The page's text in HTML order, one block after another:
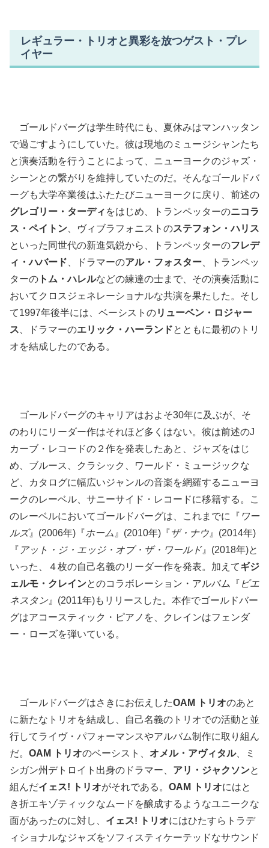
レギュラー・トリオと異彩を放つゲスト・プレ
イヤー
ゴールドバーグは学生時代にも、夏休みはマンハッタン
で過ごすようにしていた。彼は現地のミュージシャンたち
と演奏活動を行うことによって、ニューヨークのジャズ・
シーンとの繋がりを維持していたのだ。そんなゴールドバ
ーグも大学卒業後はふたたびニューヨークに戻り、前述の
グレゴリー・ターディ をはじめ、トランペッターのニコラ
ス・ペイトン、ヴィブラフォニストのステフォン・ハリス
といった同世代の新進気鋭から、トランペッターのフレデ
ィ・ハバード、ドラマーのアル・フォスター、トランペッ
ターの トム・ハレルなどの練達の士まで、その演奏活動に
おいてクロスジェネレーショナルな共演を果たした。そし
て1997年後半には、ベーシストのリューベン・ロジャー
ス、ドラマーのエリック・ハーランドとともに最初のトリ
オを結成したのである。
ゴールドバーグのキャリアはおよそ30年に及ぶが、そ
のわりにリーダー作はそれほど多くはない。彼は前述のJ
カーブ・レコードの２作を発表したあと、ジャズをはじ
め、ブルース、クラシック、ワールド・ミュージックな
ど、カタログに幅広いジャンルの音楽を網羅するニューヨ
ークのレーベル、サニーサイド・レコードに移籍する。こ
のレーベルにおいてゴールドバーグは、これまでに『 ワー
ルズ』(2006年)『ホーム 』(2010年)『ザ・ナウ 』(2014年)
『 アット・ジ・エッジ・オブ・ザ・ワールド』(2018年)と
いった、４枚の自己名義のリーダー作を発表。加えてギジ
ェルモ・クレインとのコラボレーション・アルバム『 ビエ
ネスタン』(2011年)もリリースした。本作でゴールドバー
グはアコースティック・ピアノを、クレインはフェンダ
ー・ローズを弾いている。
ゴールドバーグはさきにお伝えしたOAM トリオのあと
に新たなトリオを結成し、自己名義のトリオでの活動と並
行してライヴ・パフォーマンスやアルバム制作に取り組ん
だ。 OAM トリオのベーシスト、 オメル・アヴィタル、ミ
シガン州デトロイト出身のドラマー、 アリ・ジャクソンと
組んだイェス! トリオがそれである。 OAM トリオにはと
き折エキゾティックなムードを醸成するようなユニークな
面があったのに対し、 イェス! トリオにはひたすらトラデ
ィショナルなジャズをソフィスティケーテッドなサウンド